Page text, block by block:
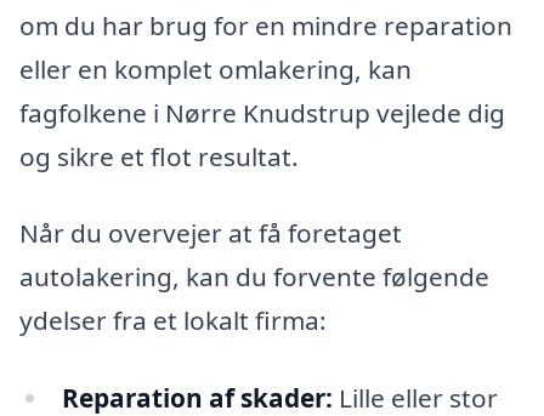
om du har brug for en mindre reparation
eller en komplet omlakering, kan
fagfolkene i Nørre Knudstrup vejlede dig
og sikre et flot resultat.
Når du overvejer at få foretaget
autolakering, kan du forvente følgende
ydelser fra et lokalt firma:
Reparation af skader: Lille eller stor